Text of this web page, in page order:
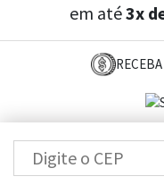
em até3x
RECEBA